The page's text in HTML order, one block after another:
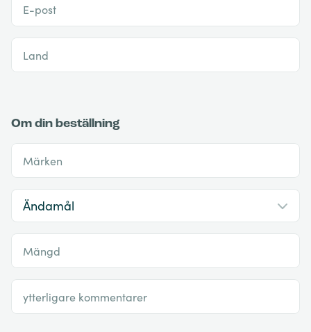
E-post
Land
Om din beställning
Märken
Mängd
ytterligare kommentarer